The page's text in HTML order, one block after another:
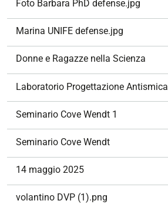
Foto Barbara PhD defense.jpg
Marina UNIFE defense.jpg
Donne e Ragazze nella Scienza
Laboratorio Progettazione Antismica
Seminario Cove Wendt 1
Seminario Cove Wendt
14 maggio 2025
volantino DVP (1).png